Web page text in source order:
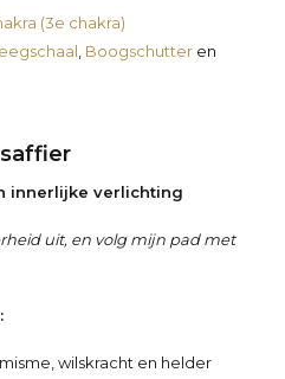
(3e chakra)
Boogschutter en
innerlijke verlichting
uit, en volg mijn pad met
wilskracht en helder